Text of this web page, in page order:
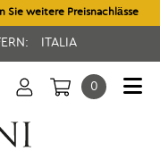
Sie weitere Preisnachlässe
ITALIA
0